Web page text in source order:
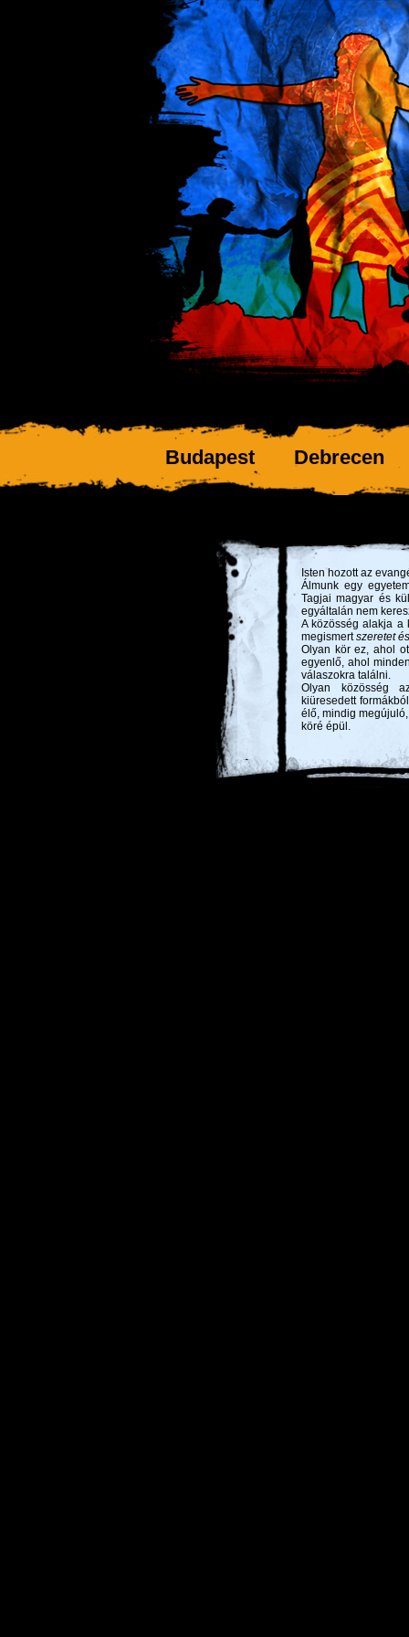
Budapest Debrecen
Isten hozott az
Álmunk egy
Tagjai magyar és
egyáltalán nem
A közösség alakja a
megismertszeretet
Olyan kör ez, ahol
egyenlő, ahol
válaszokra találni.
Olyan közösség
kiüresedett
élő, mindig
köré épül.